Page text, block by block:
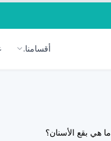
أقسامنا.
ما هي بقع الأسنان؟